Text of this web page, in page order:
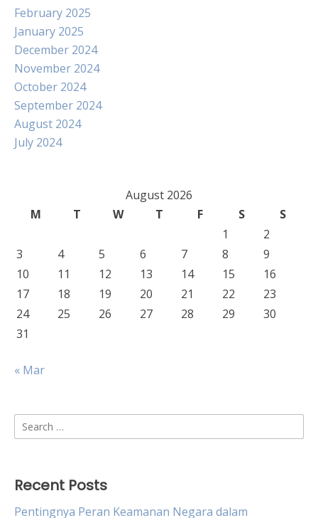
February 2025
January 2025
December 2024
November 2024
October 2024
September 2024
August 2024
July 2024
August 2026
M
T W T F S
S
1
2
3
4 5 6 7 8
9
10
11 12 13 14 15
16
17
18 19 20 21 22
23
24
25 26 27 28 29
30
31
« Mar
Search
for:
Recent Posts
Pentingnya Peran Keamanan Negara dalam